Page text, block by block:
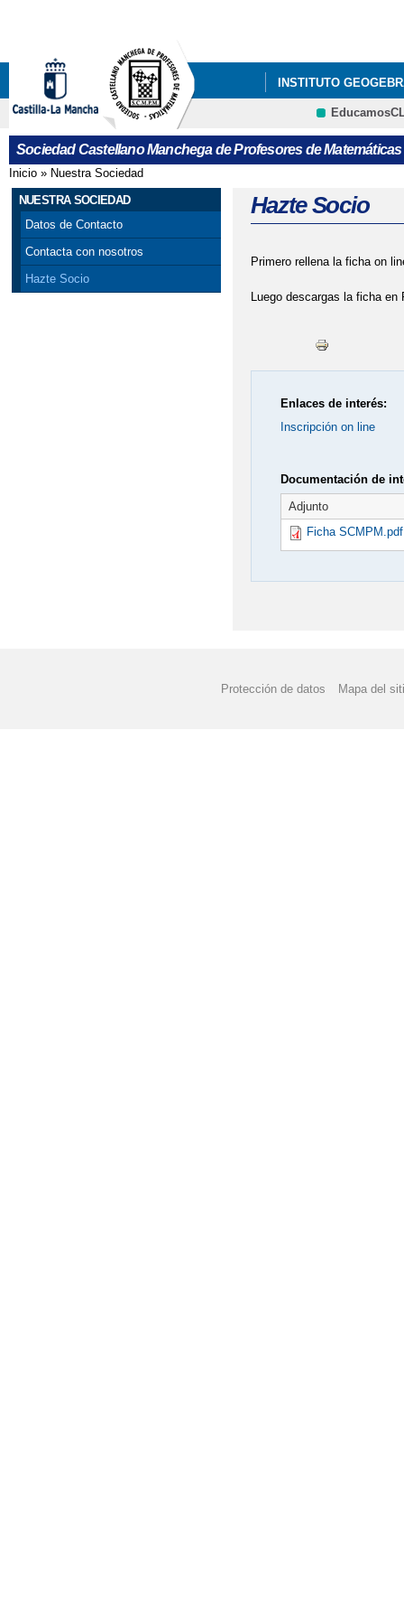
INSTITUTO
ÚLTIMAS NOTICIAS
GALA DEL
VISITA DE PEDRO
CRFP
Sociedad Castellano Manchega de Profesores de Matemáticas
Se encuentra usted aquí
Inicio » Nuestra Sociedad
NUESTRA SOCIEDAD
Datos de Contacto
Contacta con nosotros
Hazte Socio
Hazte Socio
Primero rellena la ficha on
Luego descargas la ficha
Enlaces de interés:
Inscripción on line
Documentación de
Adjunto
Ficha SCMPM.pdf
Protección de datos Mapa del